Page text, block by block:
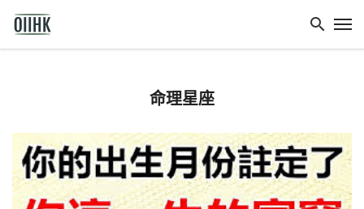
命理星座